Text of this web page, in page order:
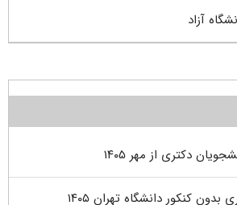
آزاد
دکتری از مهر ۱۴۰۵
بدون کنکور دانشگاه تهران ۱۴۰۵